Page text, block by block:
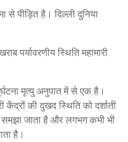
से पीड़ित है। दिल्ली दुनिया
पर्यावरणीय स्थिति महामारी
मृत्यु अनुपात में से एक है।
केंद्रों की दुखद स्थिति को दर्शाती
जाता है और लगभग कभी भी
है।